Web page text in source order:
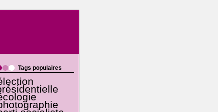
Tags populaires